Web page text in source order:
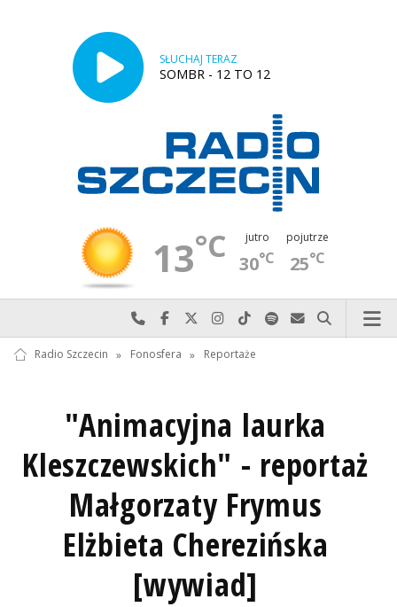
SŁUCHAJ TERAZ
SOMBR - 12 TO 12
13°C jutro
30°C
pojutrze
25°C
Najlepiej po prostu do nas zadzwoń
Odwiedź nas na Facebook-u
Odwiedź nas na X
Odwiedź nas na Instagram-ie
Odwiedź nas na TikTok-u
Szukaj nas na Spotify
Wyślij do nas
Szukaj
Radio Szczecin » Fonosfera » Reportaże
"Animacyjna laurka
Kleszczewskich" - reportaż
Małgorzaty Frymus
Elżbieta Cherezińska
[wywiad]